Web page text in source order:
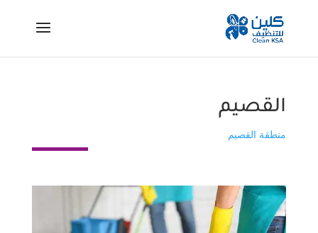
القصيم
منطقة القصيم